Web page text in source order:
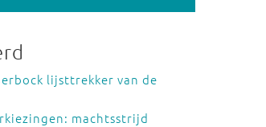
lijsttrekker van de
machtsstrijd